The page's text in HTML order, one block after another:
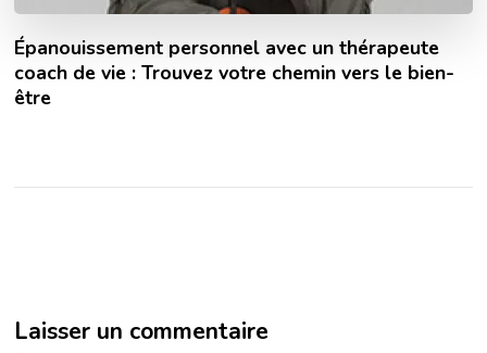
Épanouissement personnel avec un thérapeute
coach de vie : Trouvez votre chemin vers le bien-
être
Laisser un commentaire